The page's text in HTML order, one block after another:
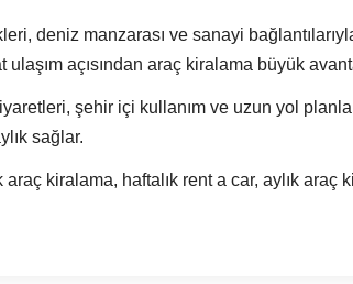
deniz manzarası ve sanayi
açısından araç kiralama büyük
şehir içi kullanım ve uzun yol
sağlar.
kiralama, haftalık rent a car, aylık